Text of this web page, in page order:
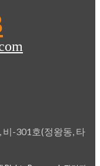
비-301호(정왕동, 타